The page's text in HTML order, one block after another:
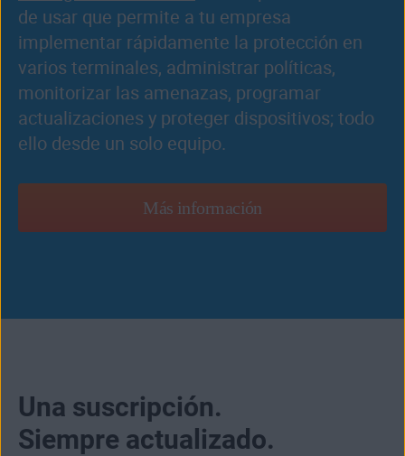
de usar que permite a tu empresa
implementar rápidamente la protección en
varios terminales, administrar políticas,
monitorizar las amenazas, programar
actualizaciones y proteger dispositivos; todo
ello desde un solo equipo.
Más información
Una suscripción.
Siempre actualizado.